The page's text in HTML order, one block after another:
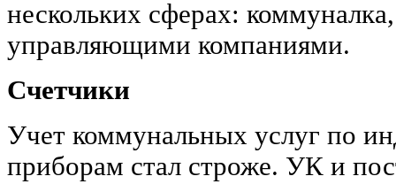
нескольких сферах:
управляющими компаниями.
Счетчики
Учет коммунальных услуг по
приборам стал строже. УК и